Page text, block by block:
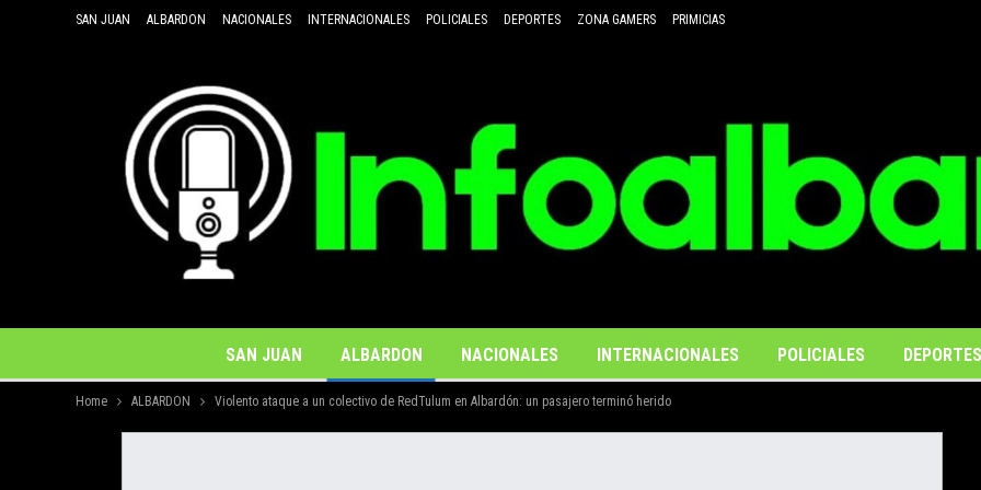
SAN JUAN ALBARDON NACIONALES INTERNACIONALES POLICIALES DEPORTES ZONA GAMERS PRIMICIAS
SAN JUAN ALBARDON NACIONALES INTERNACIONALES POLICIALES DEPORTES
Home ALBARDON Violento ataque a un colectivo de RedTulum en Albardón: un pasajero terminó herido